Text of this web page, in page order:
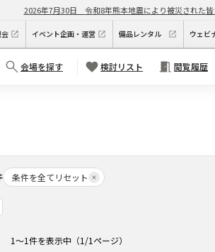
2026年7月30日 令和8年熊本地震により被災された
イベント企画・運営 備品レンタル ウェビ
会場を探す 検討リスト 閲覧履歴
条件を全てリセット
1～1件を表示中 （1 /1 ページ）